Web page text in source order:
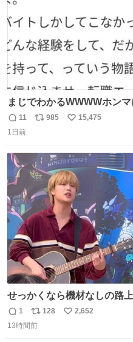
まじでわかるWWWWホン
持たせるかだし、自分でそ
騙せられん 私なんか就活中
返
信
11
リ
ト
数
985
い
数
15,475
1日前
せっかくなら機材なしの路
バレてくれないかな。 「ガ
#Sakurashimeji
返
信
1
リ
ポ
128
い
2,652
13時間前